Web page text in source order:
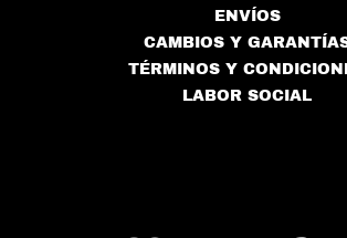
ENVÍOS
CAMBIOS Y
TÉRMINOS Y
LABOR SOCIAL